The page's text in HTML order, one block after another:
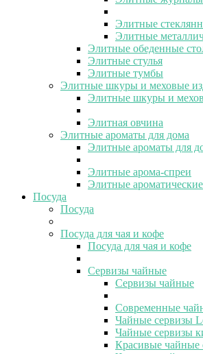
Элитные
Элитные
Элитные обеденные
Элитные стулья
Элитные тумбы
Элитные шкуры и меховые
Элитные шкуры и
Элитная овчина
Элитные ароматы для дома
Элитные ароматы для
Элитные арома-спреи
Элитные
Посуда
Посуда
Посуда для чая и кофе
Посуда для чая и кофе
Сервизы чайные
Сервизы чайные
Современные
Чайные сервизы
Чайные сервизы
Красивые чайные